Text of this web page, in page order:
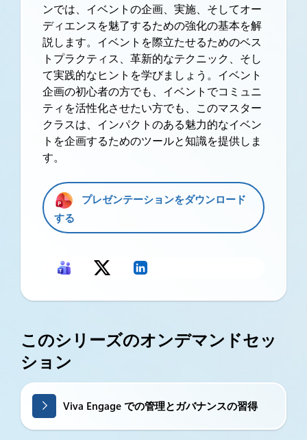
ンでは、イベントの企画、実施、そしてオー
ディエンスを魅了するための強化の基本を解
説します。イベントを際立たせるためのベス
トプラクティス、革新的なテクニック、そし
て実践的なヒントを学びましょう。イベント
企画の初心者の方でも、イベントでコミュニ
ティを活性化させたい方でも、このマスター
クラスは、インパクトのある魅力的なイベン
トを企画するためのツールと知識を提供しま
す。
プレゼンテーションをダウンロード
する
このシリーズのオンデマンドセッ
ション
Viva Engage での管理とガバナンスの習得